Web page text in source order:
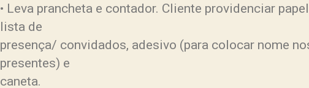
• Leva prancheta e contador. Cliente providenciar
lista de
presença/ convidados, adesivo (para colocar nome
presentes) e
caneta.